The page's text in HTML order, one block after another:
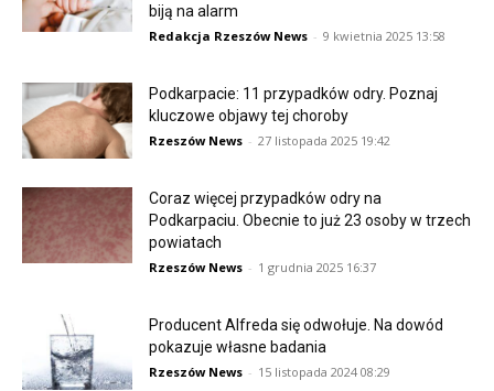
biją na alarm
Redakcja Rzeszów News - 9 kwietnia 2025 13:58
Podkarpacie: 11 przypadków odry. Poznaj
kluczowe objawy tej choroby
Rzeszów News - 27 listopada 2025 19:42
Coraz więcej przypadków odry na
Podkarpaciu. Obecnie to już 23 osoby w trzech
powiatach
Rzeszów News - 1 grudnia 2025 16:37
Producent Alfreda się odwołuje. Na dowód
pokazuje własne badania
Rzeszów News - 15 listopada 2024 08:29